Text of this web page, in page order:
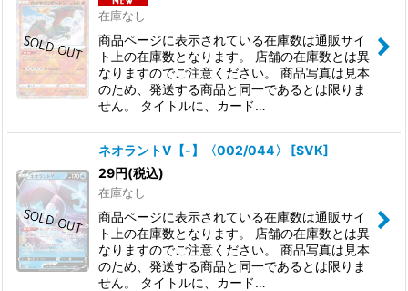
並び順:
絞り込む
在庫なし
商品ページに表示されている在庫数は通販サイ
ト上の在庫数となります。 店舗の在庫数とは異
なりますのでご注意ください。 商品写真は見本
のため、発送する商品と同一であるとは限りま
せん。 タイトルに、カード…
ネオラントV【-】〈002/044〉 [SVK]
29円(税込)
在庫なし
商品ページに表示されている在庫数は通販サイ
ト上の在庫数となります。 店舗の在庫数とは異
なりますのでご注意ください。 商品写真は見本
のため、発送する商品と同一であるとは限りま
せん。 タイトルに、カード…